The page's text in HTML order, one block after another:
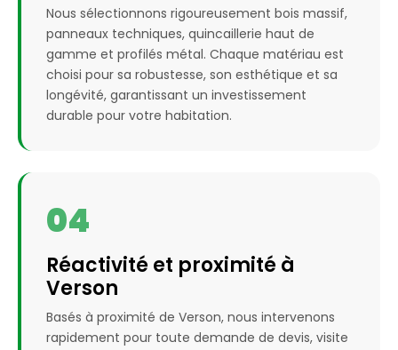
Nous sélectionnons rigoureusement bois massif,
panneaux techniques, quincaillerie haut de
gamme et profilés métal. Chaque matériau est
choisi pour sa robustesse, son esthétique et sa
longévité, garantissant un investissement
durable pour votre habitation.
04
Réactivité et proximité à
Verson
Basés à proximité de Verson, nous intervenons
rapidement pour toute demande de devis, visite